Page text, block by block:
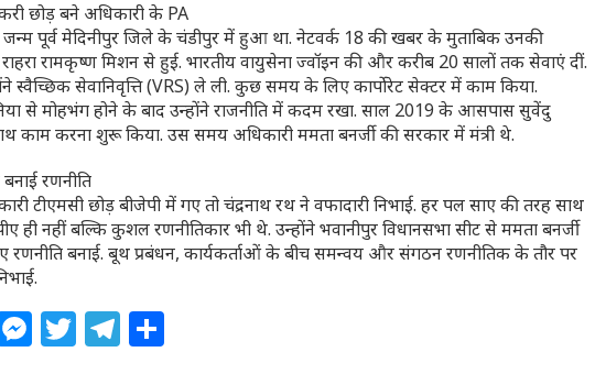
छोड़ बने अधिकारी के PA
जन्म पूर्व मेदिनीपुर जिले के चंडीपुर में हुआ था. नेटवर्क 18 की खबर के मुताबिक उनकी
रामकृष्ण मिशन से हुई. भारतीय वायुसेना ज्वॉइन की और करीब 20 सालों तक सेवाएं दीं.
स्वैच्छिक सेवानिवृत्ति (VRS) ले ली. कुछ समय के लिए कार्पोरेट सेक्टर में काम किया.
से मोहभंग होने के बाद उन्होंने राजनीति में कदम रखा. साल 2019 के आसपास सुवेंदु
काम करना शुरू किया. उस समय अधिकारी ममता बनर्जी की सरकार में मंत्री थे.
रणनीति
टीएमसी छोड़ बीजेपी में गए तो चंद्रनाथ रथ ने वफादारी निभाई. हर पल साए की तरह साथ
ही नहीं बल्कि कुशल रणनीतिकार भी थे. उन्होंने भवानीपुर विधानसभा सीट से ममता बनर्जी
रणनीति बनाई. बूथ प्रबंधन, कार्यकर्ताओं के बीच समन्वय और संगठन रणनीतिक के तौर पर
M T T